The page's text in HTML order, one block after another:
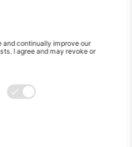
იცვლება